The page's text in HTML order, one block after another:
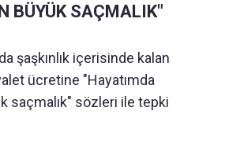
BÜYÜK SAÇMALIK"
şaşkınlık içerisinde kalan
ücretine "Hayatımda
saçmalık" sözleri ile tepki